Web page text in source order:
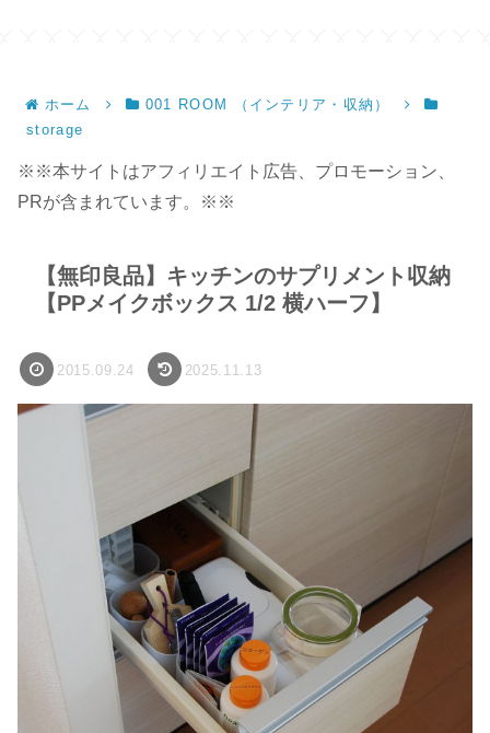
ホーム
001 ROOM （インテリア・収納）
storage
※※本サイトはアフィリエイト広告、プロモーション、
PRが含まれています。※※
【無印良品】キッチンのサプリメント収納
【PPメイクボックス 1/2 横ハーフ】
2015.09.24 2025.11.13